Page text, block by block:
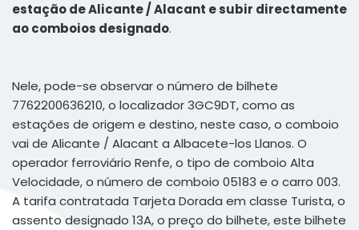
estação de Alicante / Alacant e subir directamente
ao comboios designado.
Nele, pode-se observar o número de bilhete
7762200636210, o localizador 3GC9DT, como as
estações de origem e destino, neste caso, o comboio
vai de Alicante / Alacant a Albacete-los Llanos. O
operador ferroviário Renfe, o tipo de comboio Alta
Velocidade, o número de comboio 05183 e o carro 003.
A tarifa contratada Tarjeta Dorada em classe Turista, o
assento designado 13A, o preço do bilhete, este bilhete